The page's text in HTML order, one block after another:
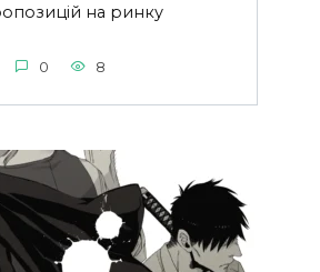
на ринку
0 8